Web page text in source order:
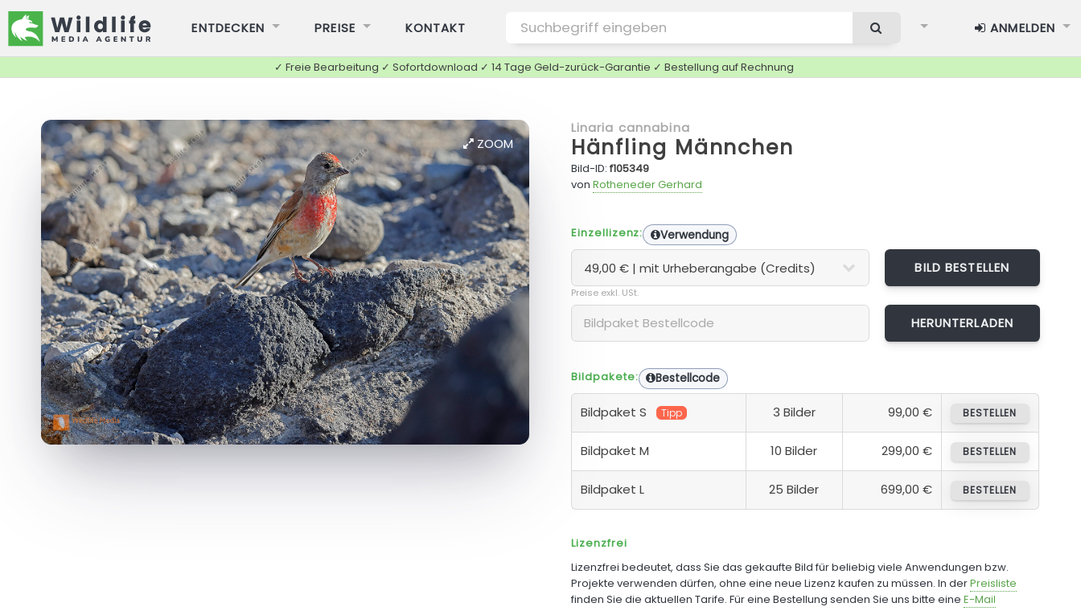
ENTDECKEN PREISE KONTAKT ANMELDEN
✓ Freie Bearbeitung ✓ Sofortdownload ✓ 14 Tage Geld-zurück-Garantie ✓ Bestellung auf Rechnung
ZOOM
Linaria cannabina
Hänfling Männchen
Bild-ID:f105349
von Rotheneder Gerhard
Einzellizenz: Verwendung
BILD BESTELLEN
Preise exkl. USt.
Bildpakete: Bestellcode
Bildpaket S Tipp 3 Bilder 99,00 € BESTELLEN
Bildpaket M 10 Bilder 299,00 € BESTELLEN
Bildpaket L 25 Bilder 699,00 € BESTELLEN
Lizenzfrei
Lizenzfrei bedeutet, dass Sie das gekaufte Bild für beliebig viele Anwendungen bzw.
Projekte verwenden dürfen, ohne eine neue Lizenz kaufen zu müssen. In derPreisliste
finden Sie die aktuellen Tarife. Für eine Bestellung senden Sie uns bitte eine E-Mail